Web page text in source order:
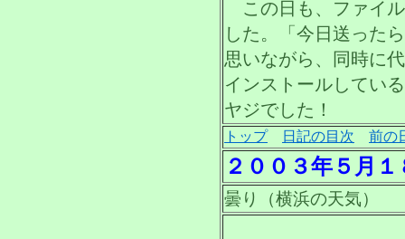
この日も、ファイ
した。「今日送った
思いながら、同時に
インストールしてい
ヤジでした！
トップ 日記の目次 前の
２００３年５月１
曇り（横浜の天気）